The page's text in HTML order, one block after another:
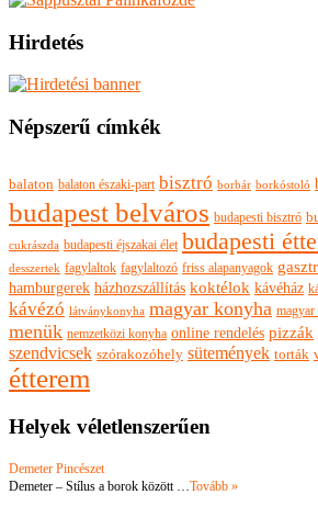
Hirdetés
Népszerű címkék
balaton balaton északi-part bisztró borbár borkóstoló
budapest belváros budapesti bisztró
cukrászda budapesti éjszakai élet budapesti
desszertek fagylaltok fagylaltozó friss alapanyagok
hamburgerek házhozszállítás koktélok kávéház
kávézó látványkonyha magyar konyha magyar
menük nemzetközi konyha online rendelés pizzák
szendvicsek szórakozóhely sütemények torták
étterem
Helyek véletlenszerűen
Demeter Pincészet
Demeter – Stílus a borok között …Tovább »